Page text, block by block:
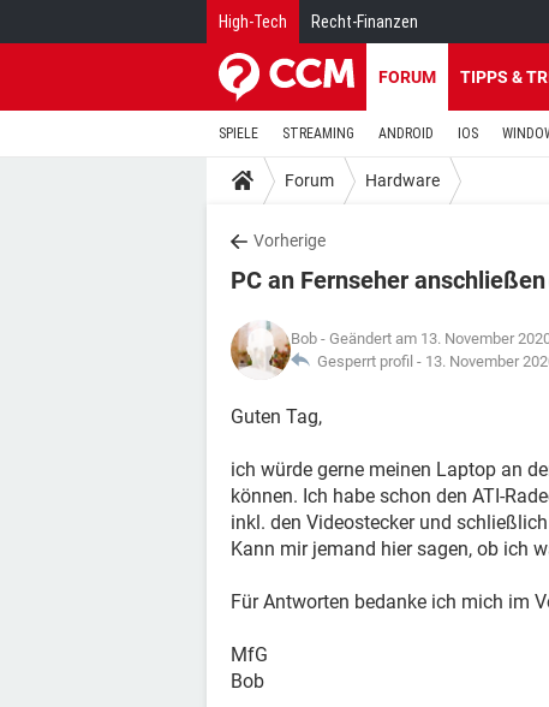
High-Tech Recht-Finanzen
FORUM TIPPS &
SPIELE STREAMING ANDROID IOS
Forum Hardware
Vorherige
PC an Fernseher anschließen
Bob - Geändert am 13. November
Gesperrt profil - 13. November
Guten Tag,
ich würde gerne meinen Laptop an
können. Ich habe schon den ATI-
inkl. den Videostecker und
Kann mir jemand hier sagen, ob ich
Für Antworten bedanke ich mich im
MfG
Bob